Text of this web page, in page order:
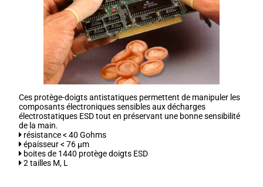
Ces protège-doigts antistatiques permettent de manipuler les
composants électroniques sensibles aux décharges
électrostatiques ESD tout en préservant une bonne sensibilité
de la main.
résistance < 40 Gohms
épaisseur < 76 µm
boites de 1440 protège doigts ESD
2 tailles M, L